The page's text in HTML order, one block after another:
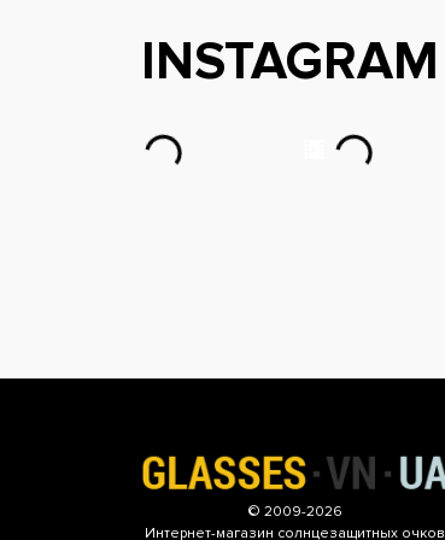
INSTAGRAM
© 2009-2026
Интернет-магазин солнцезащитных очков